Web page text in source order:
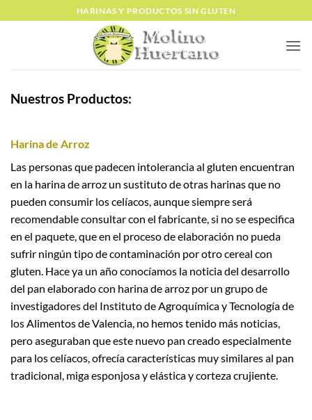
al
HARINAS Y PRODUCTOS SIN GLUTEN
Nuestros Productos:
Harina de Arroz
Las personas que padecen intolerancia al gluten encuentran
en la harina de arroz un sustituto de otras harinas que no
pueden consumir los celíacos, aunque siempre será
recomendable consultar con el fabricante, si no se especifica
en el paquete, que en el proceso de elaboración no pueda
sufrir ningún tipo de contaminación por otro cereal con
gluten. Hace ya un año conocíamos la noticia del desarrollo
del pan elaborado con harina de arroz por un grupo de
investigadores del Instituto de Agroquímica y Tecnología de
los Alimentos de Valencia, no hemos tenido más noticias,
pero aseguraban que este nuevo pan creado especialmente
para los celíacos, ofrecía características muy similares al pan
tradicional, miga esponjosa y elástica y corteza crujiente.